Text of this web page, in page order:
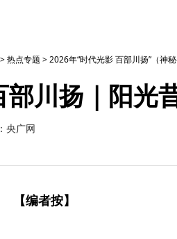
>热点专题 >2026年“时代光影 百部川扬”（神
川扬｜阳光
央广网
【编者按】